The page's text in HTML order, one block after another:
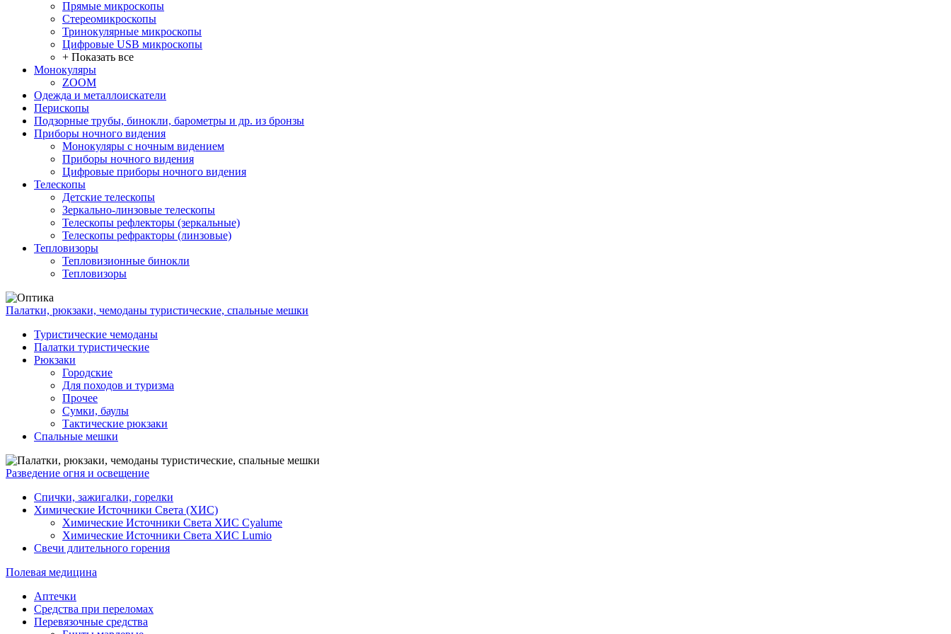
Прямые микроскопы
Стереомикроскопы
Тринокулярные микроскопы
Цифровые USB микроскопы
+ Показать все
Монокуляры
ZOOM
Одежда и металлоискатели
Перископы
Подзорные трубы, бинокли, барометры и др. из бронзы
Приборы ночного видения
Монокуляры с ночным видением
Приборы ночного видения
Цифровые приборы ночного видения
Телескопы
Детские телескопы
Зеркально-линзовые телескопы
Телескопы рефлекторы (зеркальные)
Телескопы рефракторы (линзовые)
Тепловизоры
Тепловизионные бинокли
Тепловизоры
Палатки, рюкзаки, чемоданы туристические, спальные мешки
Туристические чемоданы
Палатки туристические
Рюкзаки
Городские
Для походов и туризма
Прочее
Сумки, баулы
Тактические рюкзаки
Спальные мешки
Разведение огня и освещение
Спички, зажигалки, горелки
Химические Источники Света (ХИС)
Химические Источники Света ХИС Cyalume
Химические Источники Света ХИС Lumio
Свечи длительного горения
Полевая медицина
Аптечки
Средства при переломах
Перевязочные средства